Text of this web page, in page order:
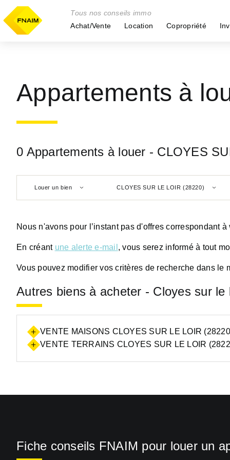
Tous nos conseils immo
Achat/Vente
Location Copropriété
Appartements à
0 Appartements à louer - CLOYES
Louer un bien CLOYES SUR LE LOIR (28220)
Nous n'avons pour l’instant pas d'offres correspondant à
En créant une alerte e-mail , vous serez informé à tout
Vous pouvez modifier vos critères de recherche dans le
Autres biens à acheter - Cloyes sur le
VENTE MAISONS CLOYES SUR LE LOIR
VENTE TERRAINS CLOYES SUR LE LOIR
Fiche conseils FNAIM pour louer un